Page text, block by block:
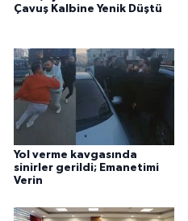
Çavuş Kalbine Yenik Düştü
Yol verme kavgasında
sinirler gerildi; Emanetimi
Verin